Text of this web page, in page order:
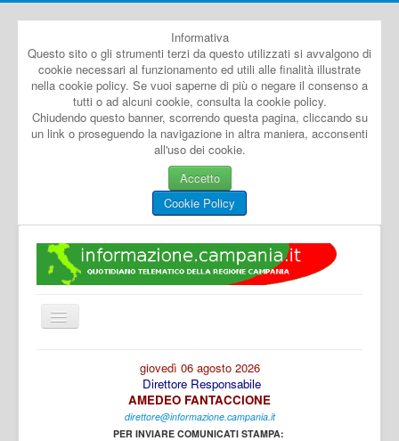
Informativa
Questo sito o gli strumenti terzi da questo utilizzati si avvalgono di
cookie necessari al funzionamento ed utili alle finalità illustrate
nella cookie policy. Se vuoi saperne di più o negare il consenso a
tutti o ad alcuni cookie, consulta la cookie policy.
Chiudendo questo banner, scorrendo questa pagina, cliccando su
un link o proseguendo la navigazione in altra maniera, acconsenti
all'uso dei cookie.
Accetto
Cookie Policy
Cambia
navigazione
giovedì 06 agosto 2026
Direttore Responsabile
AMEDEO FANTACCIONE
direttore@informazione.campania.it
PER INVIARE COMUNICATI STAMPA: